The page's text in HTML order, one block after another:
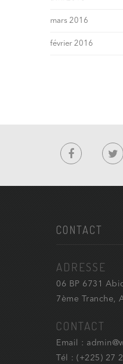
mars 2016
février 2016
CONTACT
ADRESSE
06 BP 6731
7ème Tranche,
CONTACT
Email :
Tél : (+225) 27